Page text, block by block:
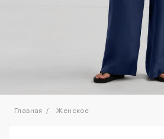
Главная Женское